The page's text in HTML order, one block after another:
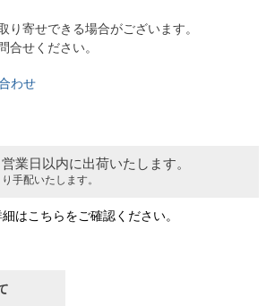
寄せできる場合がございます。
合せください。
わせ
業日以内に出荷いたします。
手配いたします。
はこちらをご確認ください。